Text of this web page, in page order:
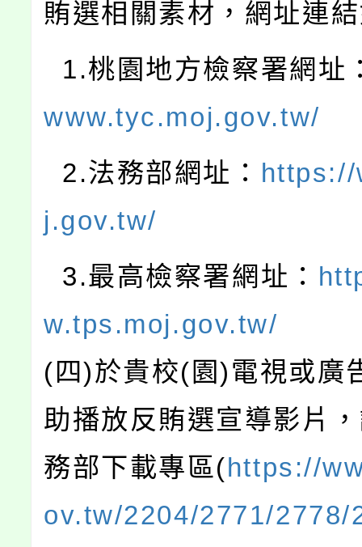
賄選相關素材，網址連
1.桃園地方檢察署網址
www.tyc.moj.gov.tw/
2.法務部網址： https://
j.gov.tw/
3.最高檢察署網址：
w.tps.moj.gov.tw/
(四)於貴校(園)電視或廣
助播放反賄選宣導影片
務部下載專區(https://
ov.tw/2204/2771/2778/